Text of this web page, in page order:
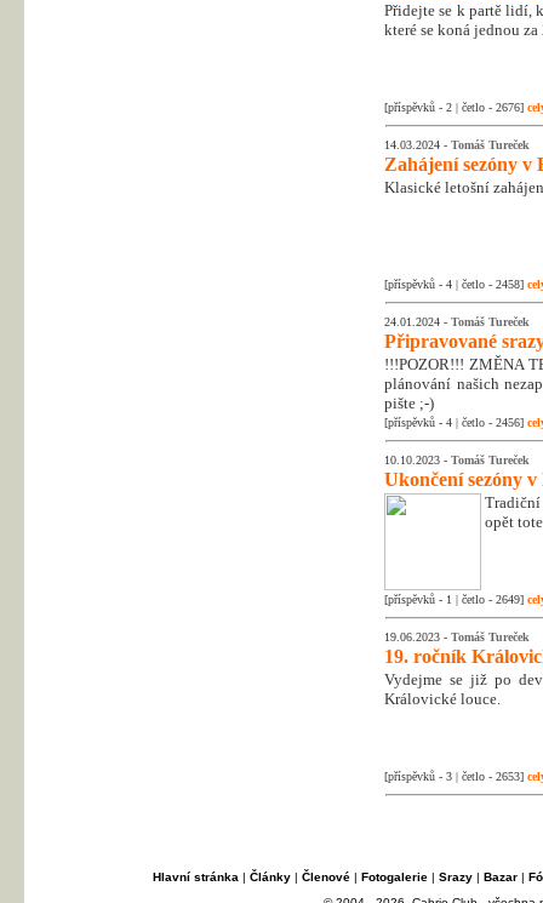
Přidejte se k partě lidí,
které se koná jednou
[příspěvků - 2 | četlo - 2676]
14.03.2024 - Tomáš Tureček
Zahájení sezóny v
Klasické letošní
[příspěvků - 4 | četlo - 2458]
24.01.2024 - Tomáš Tureček
Připravované
!!!POZOR!!! ZMĚNA
plánování našich
pište ;-)
[příspěvků - 4 | četlo - 2456]
10.10.2023 - Tomáš Tureček
Ukončení sezóny v
opět
[příspěvků - 1 | četlo - 2649]
19.06.2023 - Tomáš Tureček
19. ročník
Vydejme se již po
Královické louce.
[příspěvků - 3 | četlo - 2653]
Hlavní stránka | Články| Členové| Fotogalerie| Srazy| Bazar|